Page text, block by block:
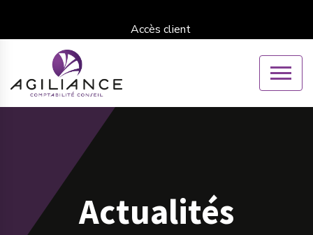
Accès client
Actualités